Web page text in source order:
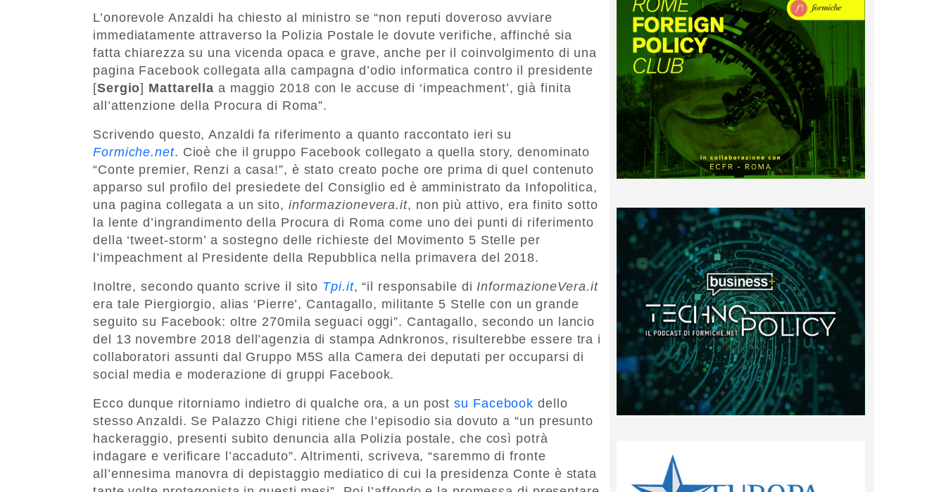
L’onorevole Anzaldi ha chiesto al ministro se “non reputi doveroso avviare
immediatamente attraverso la Polizia Postale le dovute verifiche, affinché sia
fatta chiarezza su una vicenda opaca e grave, anche per il coinvolgimento di una
pagina Facebook collegata alla campagna d’odio informatica contro il presidente
[Sergio] Mattarella a maggio 2018 con le accuse di ‘impeachment’, già finita
all’attenzione della Procura di Roma”.
Scrivendo questo, Anzaldi fa riferimento a quanto raccontato ieri su
Formiche.net. Cioè che il gruppo Facebook collegato a quella story, denominato
“Conte premier, Renzi a casa!”, è stato creato poche ore prima di quel contenuto
apparso sul profilo del presiedete del Consiglio ed è amministrato da Infopolitica,
una pagina collegata a un sito, informazionevera.it, non più attivo, era finito sotto
la lente d’ingrandimento della Procura di Roma come uno dei punti di riferimento
della ‘tweet-storm’ a sostegno delle richieste del Movimento 5 Stelle per
l’impeachment al Presidente della Repubblica nella primavera del 2018.
Inoltre, secondo quanto scrive il sito Tpi.it, “il responsabile di InformazioneVera.it
era tale Piergiorgio, alias ‘Pierre’, Cantagallo, militante 5 Stelle con un grande
seguito su Facebook: oltre 270mila seguaci oggi”. Cantagallo, secondo un lancio
del 13 novembre 2018 dell’agenzia di stampa Adnkronos, risulterebbe essere tra i
collaboratori assunti dal Gruppo M5S alla Camera dei deputati per occuparsi di
social media e moderazione di gruppi Facebook.
Ecco dunque ritorniamo indietro di qualche ora, a un postsu Facebook dello
stesso Anzaldi. Se Palazzo Chigi ritiene che l’episodio sia dovuto a “un presunto
hackeraggio, presenti subito denuncia alla Polizia postale, che così potrà
indagare e verificare l’accaduto”. Altrimenti, scriveva, “saremmo di fronte
all’ennesima manovra di depistaggio mediatico di cui la presidenza Conte è stata